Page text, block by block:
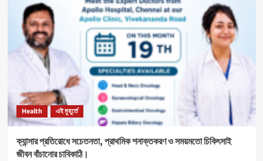
শীতলা
স্পোর্টিং
ক্লাবের
যৌথ
উদ্যোগে
রক্তদান
আয়োজিত।
Health এই মুহূর্তে
ক্যান্সার প্রতিরোধে সচেতনতা, প্রাথমিক শনাক্তকরণ ও সময়মতো চিকিৎসাই
জীবন বাঁচানোর চাবিকাঠি।